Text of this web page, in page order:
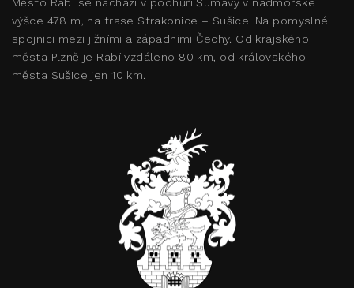
výšce 478 m, na trase Strakonice – Sušice. Na pomyslné
spojnici mezi jižními a západními Čechy. Od krajského
města Plzně je Rabí vzdáleno 80 km, od královského
města Sušice jen 10 km.